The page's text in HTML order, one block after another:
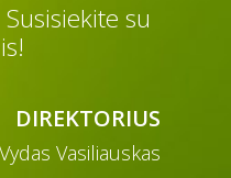
su
DIREKTORIUS
Vydas Vasiliauskas